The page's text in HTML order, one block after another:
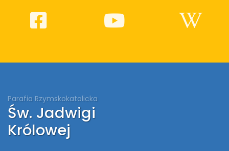
Parafia Rzymskokatolicka
Św. Jadwigi
Królowej